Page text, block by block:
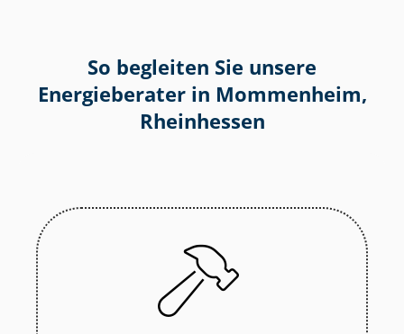
So begleiten Sie unsere
Energieberater in Mommenheim,
Rheinhessen